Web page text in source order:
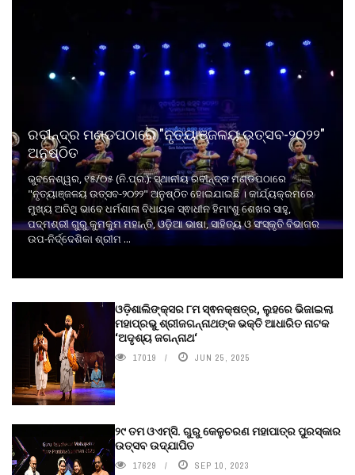
ରବୀନ୍ଦ୍ର ମଣ୍ଡପଠାରେ "ନୃତ୍ୟାଞ୍ଜଳୟ ଉତ୍ସବ-୨୦୨୨"
ଅନୁଷ୍ଠିତ
ଭୁବନେଶ୍ୱର, ୧୫/୦୫ (ନି.ପ୍ର.): ସ୍ଥାନୀୟ ରବୀନ୍ଦ୍ର ମଣ୍ଡପଠାରେ
"ନୃତ୍ୟାଞ୍ଜଳୟ ଉତ୍ସବ-୨୦୨୨" ଅନୁଷ୍ଠିତ ହୋଇଯାଇଛି । କାର୍ଯ୍ୟକ୍ରମରେ
ମୁଖ୍ୟ ଅତିଥି ଭାବେ ଧର୍ମଶାଳା ବିଧାୟକ ସ୍ଵାଧୀନ ହିମାଂଶୁ ଶେଖର ସାହୁ,
ପଦ୍ମଶ୍ରୀ ଗୁରୁ କୁମକୁମ ମହାନ୍ତି, ଓଡ଼ିଆ ଭାଷା, ସାହିତ୍ୟ ଓ ସଂସ୍କୃତି ବିଭାଗର
ଉପ-ନିର୍ଦ୍ଦେଶିକା ଶ୍ରୀମ ...
ଓଡ଼ିଶାଲିଙ୍କ୍ସର ୮ମ ସ୍ଵନକ୍ଷତ୍ର, ଲୁହରେ ଭିଜାଇଲା
ମହାପ୍ରଭୁ ଶ୍ରୀଜଗନ୍ନାଥଙ୍କ ଭକ୍ତି ଆଧାରିତ ନାଟକ
‘ଅଦୃଶ୍ୟ ଜଗନ୍ନାଥ‘
17019 JUN 25, 2025
୨୯ ତମ ଓଏମ୍‌ସି. ଗୁରୁ କେଳୁଚରଣ ମହାପାତ୍ର ପୁରସ୍କାର
ଉତ୍ସବ ଉଦ୍‍ଯାପିତ
17629 SEP 10, 2023